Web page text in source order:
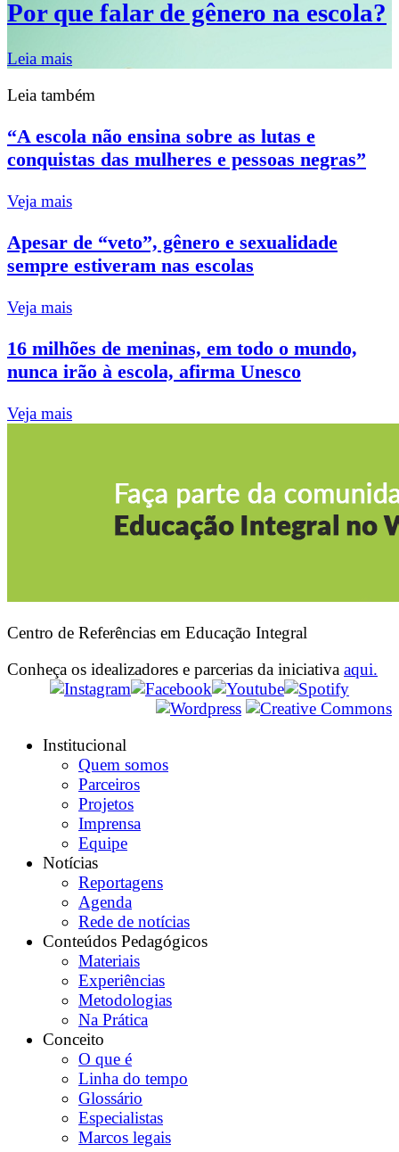
Por que falar de gênero na escola?
Leia mais
Leia também
“A escola não ensina sobre as lutas e
conquistas das mulheres e pessoas negras”
Veja mais
Apesar de “veto”, gênero e sexualidade
sempre estiveram nas escolas
Veja mais
16 milhões de meninas, em todo o mundo,
nunca irão à escola, afirma Unesco
Veja mais
Centro de Referências em Educação Integral
Conheça os idealizadores e parcerias da iniciativa aqui.
Institucional
Quem somos
Parceiros
Projetos
Imprensa
Equipe
Notícias
Reportagens
Agenda
Rede de notícias
Conteúdos Pedagógicos
Materiais
Experiências
Metodologias
Na Prática
Conceito
O que é
Linha do tempo
Glossário
Especialistas
Marcos legais